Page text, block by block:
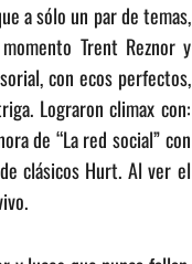
a sólo un par de temas,
Trent Reznor y
con ecos perfectos,
Lograron climax con:
de “La red social” con
clásicos Hurt. Al ver el